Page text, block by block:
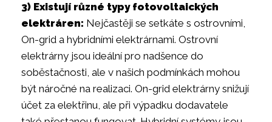
3) Existují různé typy fotovoltaických
elektráren: Nejčastěji se setkáte s ostrovními,
On-grid a hybridními elektrárnami. Ostrovní
elektrárny jsou ideální pro nadšence do
soběstačnosti, ale v našich podmínkách mohou
být náročné na realizaci. On-grid elektrárny snižují
účet za elektřinu, ale při výpadku dodavatele